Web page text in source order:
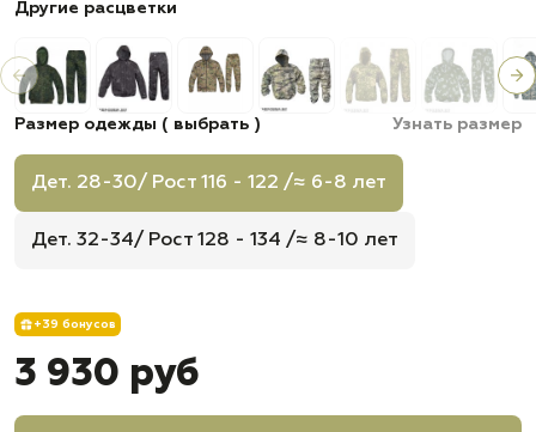
Другие расцветки
Размер одежды ( выбрать ) Узнать размер
Дет. 28-30/ Рост 116 - 122 /≈ 6-8 лет
Дет. 32-34/ Рост 128 - 134 /≈ 8-10 лет
+39 бонусов
3 930 руб